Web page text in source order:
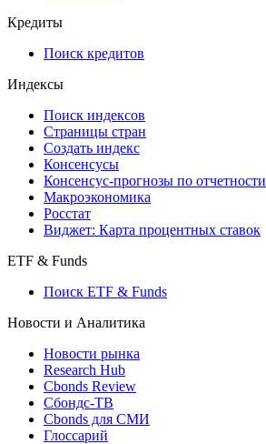
Кредиты
Поиск кредитов
Индексы
Поиск индексов
Страницы стран
Создать индекс
Консенсусы
Консенсус-прогнозы по отчетности
Макроэкономика
Росстат
Виджет: Карта процентных ставок
ETF & Funds
Поиск ETF & Funds
Новости и Аналитика
Новости рынка
Research Hub
Cbonds Review
Сбондс-ТВ
Cbonds для СМИ
Глоссарий